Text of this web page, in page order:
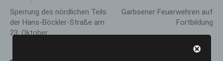
Sperrung des nördlichen Teils
der Hans-Böckler-Straße am
23. Oktober
Garbsener Feuerwehren auf
Fortbildung